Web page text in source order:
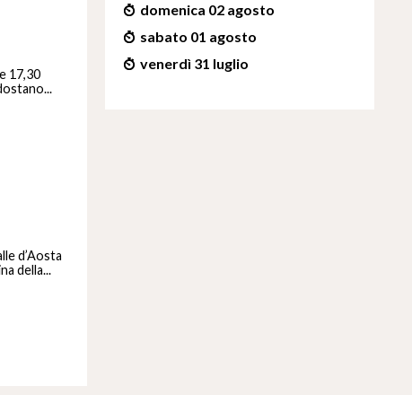
17,30
d’Aosta
della...
domenica 02 agosto
sabato 01 agosto
venerdì 31 luglio